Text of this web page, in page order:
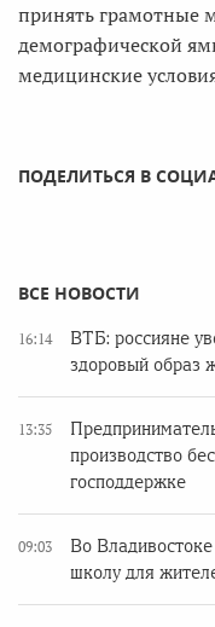
принять грамотные
демографической
медицинские
ПОДЕЛИТЬСЯ В
ВСЕ НОВОСТИ
16:14
ВТБ: россияне
здоровый образ
13:35
производство
господдержке
09:03
Во
школу для